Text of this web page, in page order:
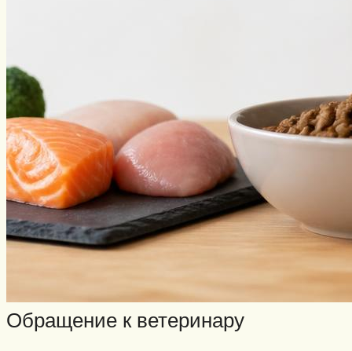
Обращение к ветеринару